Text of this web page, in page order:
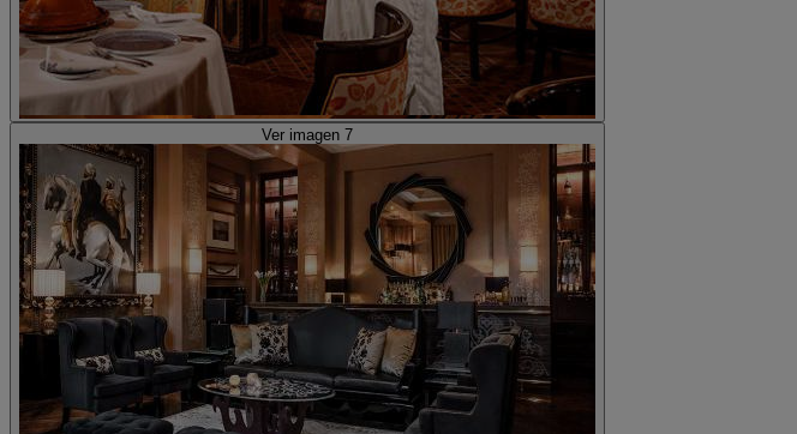
Ver imagen 7